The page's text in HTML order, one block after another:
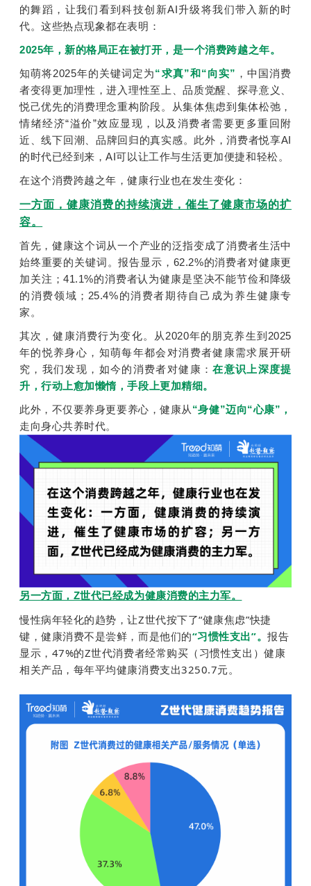
的舞蹈，让我们看到科技创新AI升级将我们带入新的时
代。这些热点现象都在表明：
2025年，新的格局正在被打开，是一个消费跨越之年。
知萌将2025年的关键词定为“求真”和“向实” ，中国消费
者变得更加理性，进入理性至上、品质觉醒、探寻意义、
悦己优先的消费理念重构阶段。从集体焦虑到集体松弛，
情绪经济“溢价”效应显现，以及消费者需要更多重回附
近、线下回潮、品牌回归的真实感。此外，消费者悦享AI
的时代已经到来，AI可以让工作与生活更加便捷和轻松。
在这个消费跨越之年，健康行业也在发生变化：
一方面，健康消费的持续演进，催生了健康市场的扩
容。
首先，健康这个词从一个产业的泛指变成了消费者生活中
始终重要的关键词。报告显示，62.2%的消费者对健康更
加关注；41.1%的消费者认为健康是坚决不能节俭和降级
的消费领域；25.4%的消费者期待自己成为养生健康专
家。
其次，健康消费行为变化。从2020年的朋克养生到2025
年的悦养身心，知萌每年都会对消费者健康需求展开研
究，我们发现，如今的消费者对健康：在意识上深度提
升，行动上愈加懒惰，手段上更加精细。
此外，不仅要养身更要养心，健康从 “身健”迈向“心康”，
走向身心共养时代。
另一方面，Z世代已经成为健康消费的主力军。
慢性病年轻化的趋势，让Z世代按下了“健康焦虑”快捷
键，健康消费不是尝鲜，而是他们的“习惯性支出”。报告
显示，47%的Z世代消费者经常购买（习惯性支出）健康
相关产品，每年平均健康消费支出3250.7元。